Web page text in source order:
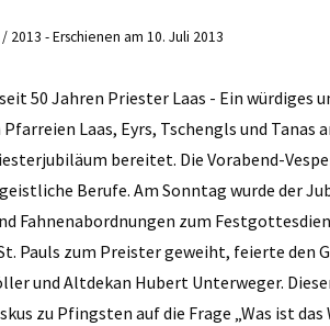
2013 - Erschienen am 10. Juli 2013
50 Jahren Priester Laas - Ein
Laas, Eyrs, Tschengls und
bereitet. Die Vorabend-
Berufe. Am Sonntag wurde der
Fahnenabordnungen zum
Pauls zum Preister geweiht, feierte
und Altdekan Hubert Unterweger.
zu Pfingsten auf die Frage „Was ist